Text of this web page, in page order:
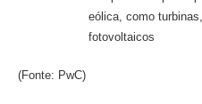
eólica, como
fotovoltaicos
(Fonte: PwC)